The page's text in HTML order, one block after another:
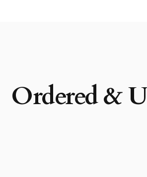
Ordered &